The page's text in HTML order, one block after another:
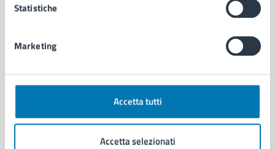
Statistiche
Marketing
Accetta tutti
Accetta selezionati
Comune di Napoli
AMMINISTRAZIONE
Organi di governo